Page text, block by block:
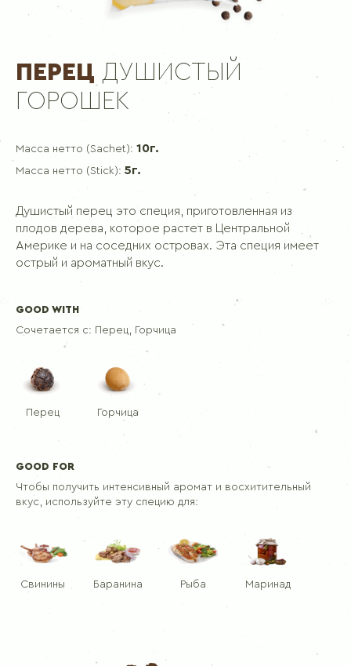
ПЕРЕЦ ДУШИСТЫЙ
ГОРОШЕК
Масса нетто (Sachet): 10г.
Масса нетто (Stick): 5г.
Душистый перец это специя, приготовленная из
плодов дерева, которое растет в Центральной
Америке и на соседних островах. Эта специя имеет
острый и ароматный вкус.
GOOD WITH
Сочетается с: Перец, Горчица
Перец Горчица
GOOD FOR
Чтобы получить интенсивный аромат и восхитительный
вкус, используйте эту специю для:
Свинины Баранина Рыба Маринад